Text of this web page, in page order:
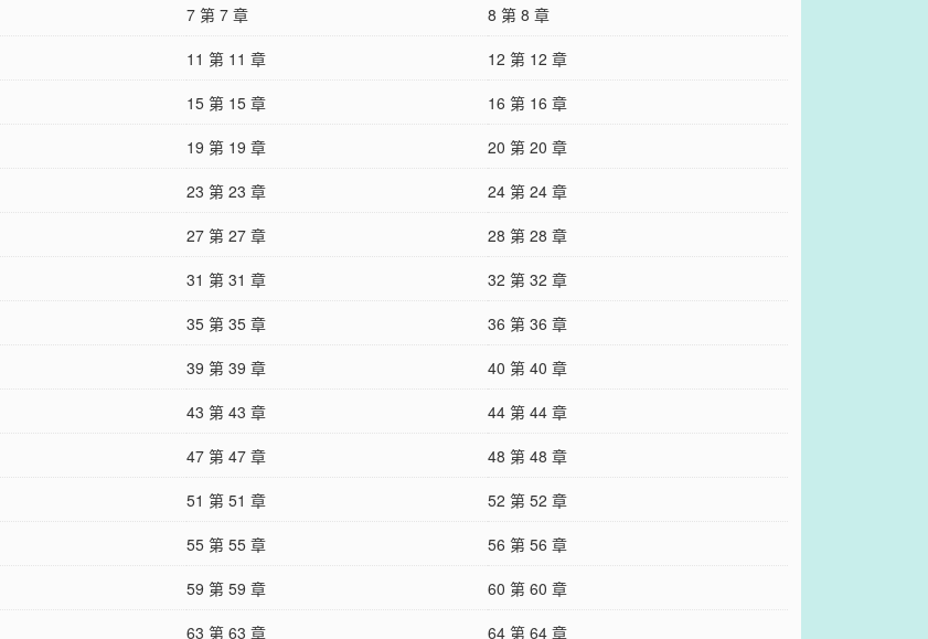
7 第 7 章
8 第 8 章
11 第 11 章
12 第 12 章
15 第 15 章
16 第 16 章
19 第 19 章
20 第 20 章
23 第 23 章
24 第 24 章
27 第 27 章
28 第 28 章
31 第 31 章
32 第 32 章
35 第 35 章
36 第 36 章
39 第 39 章
40 第 40 章
43 第 43 章
44 第 44 章
47 第 47 章
48 第 48 章
51 第 51 章
52 第 52 章
55 第 55 章
56 第 56 章
59 第 59 章
60 第 60 章
63 第 63 章
64 第 64 章